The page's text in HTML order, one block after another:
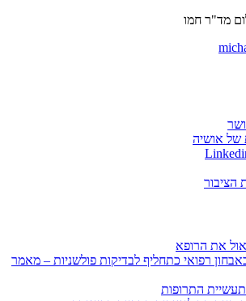
חמו
הרופא
רפואי כתחליף לבדיקות פולשניות – מאמר
התרופות